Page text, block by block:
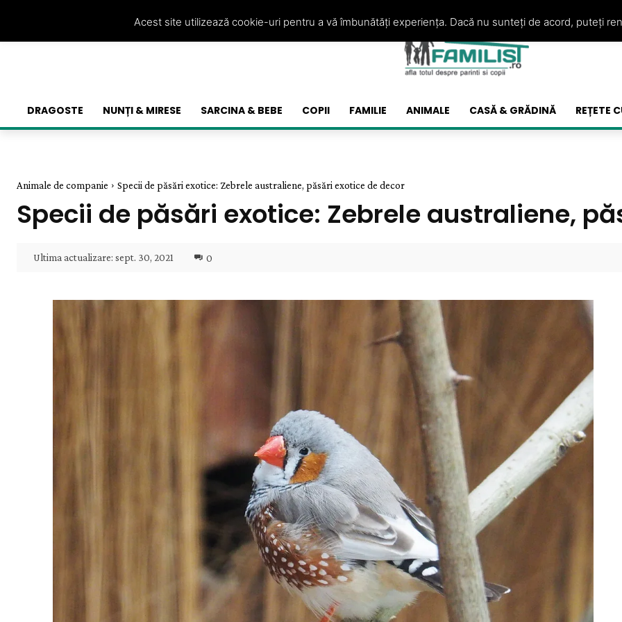
DRAGOSTE NUNȚI & MIRESE SARCINA & BEBE COPII FAMILIE ANIMALE CASĂ & GRĂDINĂ REȚETE
Animale de companie Specii de păsări exotice: Zebrele australiene, păsări exotice de decor
Specii de păsări exotice: Zebrele australiene,
Ultima actualizare: sept. 30, 2021 0
Acest site utilizează cookie-uri pentru a vă îmbunătăți experiența. Dacă nu sunteți de acord, puteți